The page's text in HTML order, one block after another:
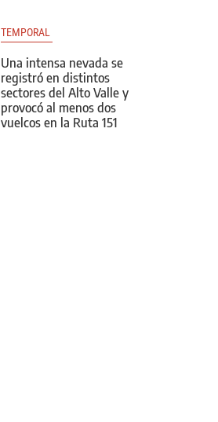
TEMPORAL
Una intensa nevada se
registró en distintos
sectores del Alto Valle y
provocó al menos dos
vuelcos en la Ruta 151